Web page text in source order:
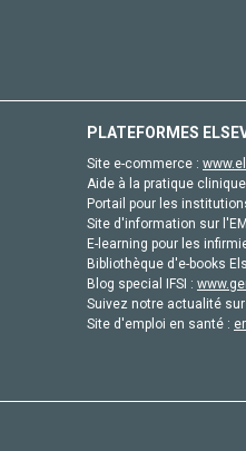
PLATEFORMES
Site e-commerce :
Aide à la pratique
Portail pour les
Site d'information sur
E-learning pour les
Bibliothèque d'e-books
Blog special IFSI :
Suivez notre actualité
Site d'emploi en santé :